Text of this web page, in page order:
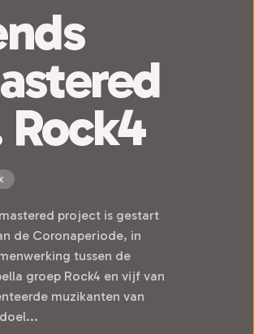
project is gestart
de Coronaperiode, in
tussen de
groep Rock4 en vijf van
muzikanten van